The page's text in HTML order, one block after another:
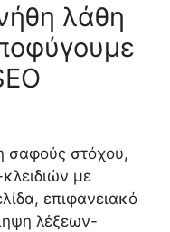
λάθη
σαφούς στόχου,
με
επιφανειακό
λέξεων-